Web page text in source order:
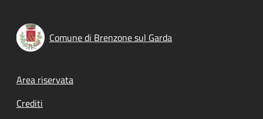
Comune di Brenzone sul Garda
Footer menu
Area riservata
Crediti